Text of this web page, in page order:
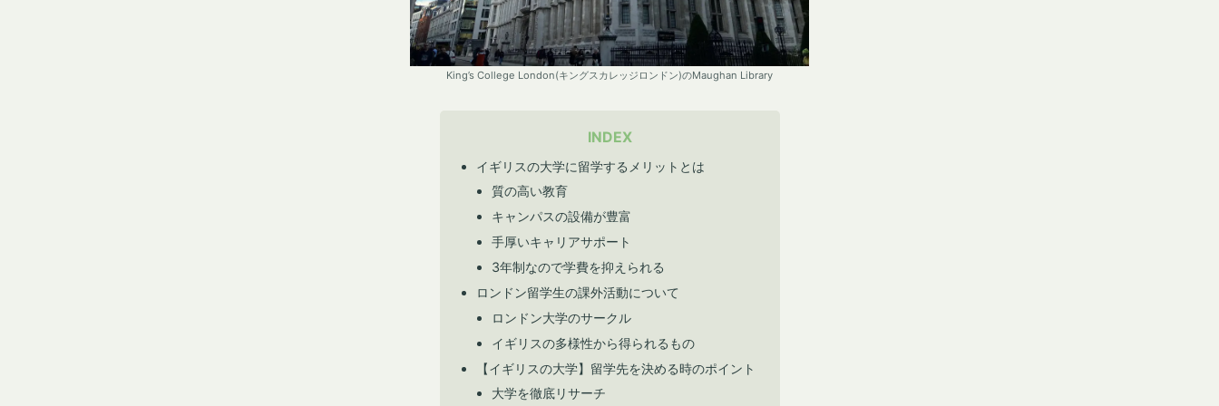
King’s College London(キングスカレッジロンドン)のMaughan Library
INDEX
イギリスの大学に留学するメリットとは
質の高い教育
キャンパスの設備が豊富
手厚いキャリアサポート
3年制なので学費を抑えられる
ロンドン留学生の課外活動について
ロンドン大学のサークル
イギリスの多様性から得られるもの
【イギリスの大学】留学先を決める時のポイント
大学を徹底リサーチ